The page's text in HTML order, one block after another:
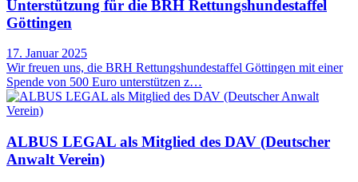
Unterstützung für die BRH Rettungshundestaffel
Göttingen
17. Januar 2025
Wir freuen uns, die BRH Rettungshundestaffel Göttingen mit einer
Spende von 500 Euro unterstützen z…
ALBUS LEGAL als Mitglied des DAV (Deutscher
Anwalt Verein)